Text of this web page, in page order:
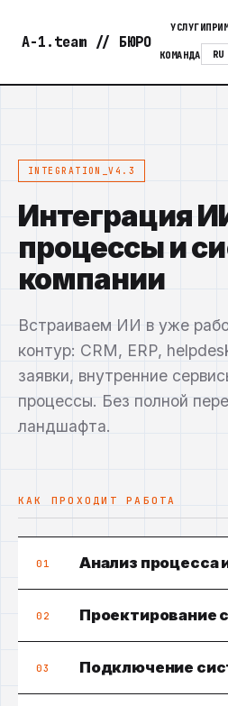
A-1.team // БЮРО
УСЛУГИ
КОМАНДА RU
INTEGRATION_V4.3
Интеграция
процессы и
компании
Встраиваем ИИ в уже
контур: CRM, ERP,
заявки, внутренние
процессы. Без полной
ландшафта.
КАК ПРОХОДИТ РАБОТА
01 Анализ процесса
02 Проектирование
03 Подключение